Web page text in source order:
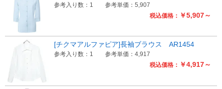
税込価格： ￥5,907～
参考入り数：1 参考単価：5,907
税込価格： ￥4,917～
[チクマアルファピア]長袖ブラウス AR1454
参考入り数：1 参考単価：4,917